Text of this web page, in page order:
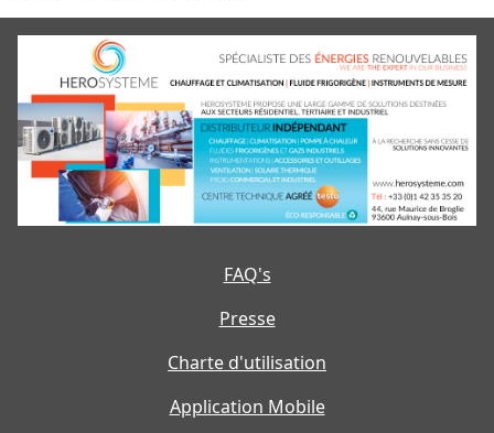
FAQ's
Presse
Charte d'utilisation
Application Mobile